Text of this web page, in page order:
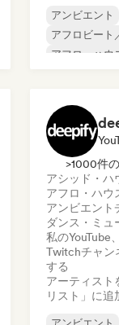
アンビエント
アフロビート
アフロ・ハウ
ディープ・ハ
>1000件
アシッド・ハ
アフロ・ハウ
アンビエント
ダンス・ミュ
私のYouTube
Twitchチャン
する
アーティスト
リスト」に追